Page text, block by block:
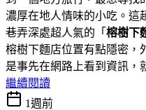
濃厚在地人情味的小吃。這
巷弄深處超人氣的「 榕樹下
榕樹下麵店位置有點隱密，
是事先在網路上看到資訊，
繼續閱讀
1週前